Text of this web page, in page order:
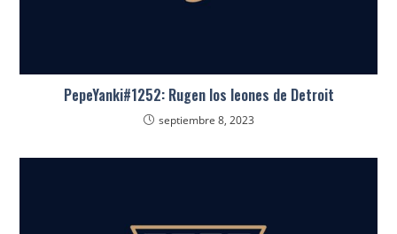
PepeYanki#1252: Rugen los leones de Detroit
septiembre 8, 2023